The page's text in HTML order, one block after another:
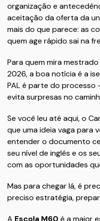
organização e
aceitação da oferta da
mais do que parece: as
quem age rápido sai na
Para quem mira
2026, a boa notícia é a
PAL é parte do processo
evita surpresas no
Se você leu até aqui, o
que uma ideia vaga para
entender o documento
seu nível de inglês e os
com as oportunidades
Mas para chegar lá, é
preciso estratégia,
A Escola M60 é a maior